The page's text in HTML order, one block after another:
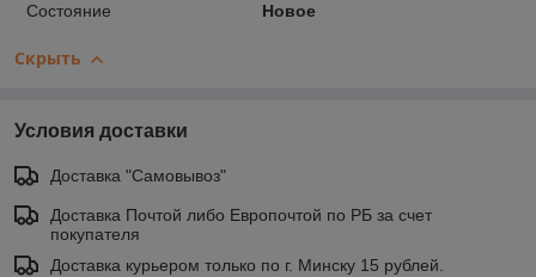
Состояние
Новое
Скрыть
Условия доставки
Доставка "Самовывоз"
Доставка Почтой либо Европочтой по РБ за счет
покупателя
Доставка курьером только по г. Минску 15 рублей.